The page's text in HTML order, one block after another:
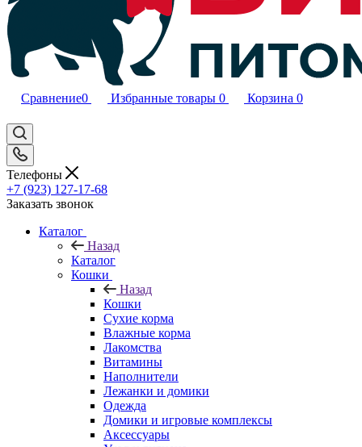
Сравнение0 Избранные товары 0 Корзина 0
Телефоны
+7 (923) 127-17-68
Заказать звонок
Каталог
Назад
Каталог
Кошки
Назад
Кошки
Сухие корма
Влажные корма
Лакомства
Витамины
Наполнители
Лежанки и домики
Одежда
Домики и игровые комплексы
Аксессуары